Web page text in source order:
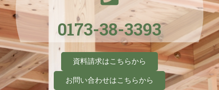
0173-38-3393
資料請求はこちらから
お問い合わせはこちらから